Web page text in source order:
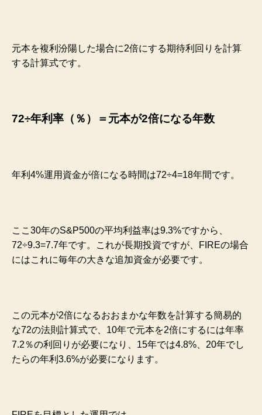
元本を複利汾陽した場合に2倍にする期待利回りを計算
する計算式です。
72÷年利率（％）＝元本が2倍になる年数
年利4%運用資金が倍になる時間は72÷4=18年間です。
ここ30年のS&P500の平均利益率は9.3%ですから、
72÷9.3=7.7年です。これが長期投資ですが、FIREの場合
にはこれに毎年の大きな追加資金が必要です。
この元本が2倍になるおおまかな年数を計算する簡易的
な72の法則計算式で、10年で元本を2倍にするには年率
7.2％の利回りが必要になり、15年では4.8%、20年でし
たらの年利3.6%が必要になります。